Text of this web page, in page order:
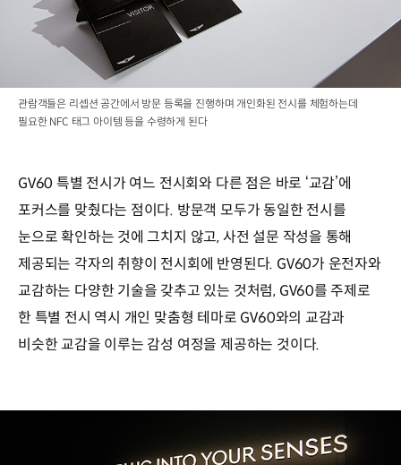
관람객들은 리셉션 공간에서 방문 등록을 진행하며 개인화된 전시를 체험하는데
필요한 NFC 태그 아이템 등을 수령하게 된다
GV60 특별 전시가 여느 전시회와 다른 점은 바로 ‘교감’에
포커스를 맞췄다는 점이다. 방문객 모두가 동일한 전시를
눈으로 확인하는 것에 그치지 않고, 사전 설문 작성을 통해
제공되는 각자의 취향이 전시회에 반영된다. GV60가 운전자와
교감하는 다양한 기술을 갖추고 있는 것처럼, GV60를 주제로
한 특별 전시 역시 개인 맞춤형 테마로 GV60와의 교감과
비슷한 교감을 이루는 감성 여정을 제공하는 것이다.